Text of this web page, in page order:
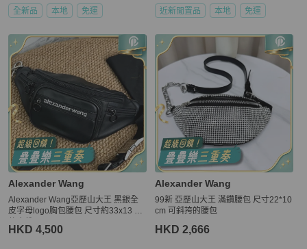
全新品 本地 免運 近新閒置品 本地 免運
Alexander Wang
Alexander Wang亞歷山大王 黑銀全
皮字母logo胸包腰包 尺寸約33x13 附
HKD 4,500
Alexander Wang
99新 亞歷山大王 滿鑽腰包 尺寸22*10
cm 可斜挎的腰包
HKD 2,666